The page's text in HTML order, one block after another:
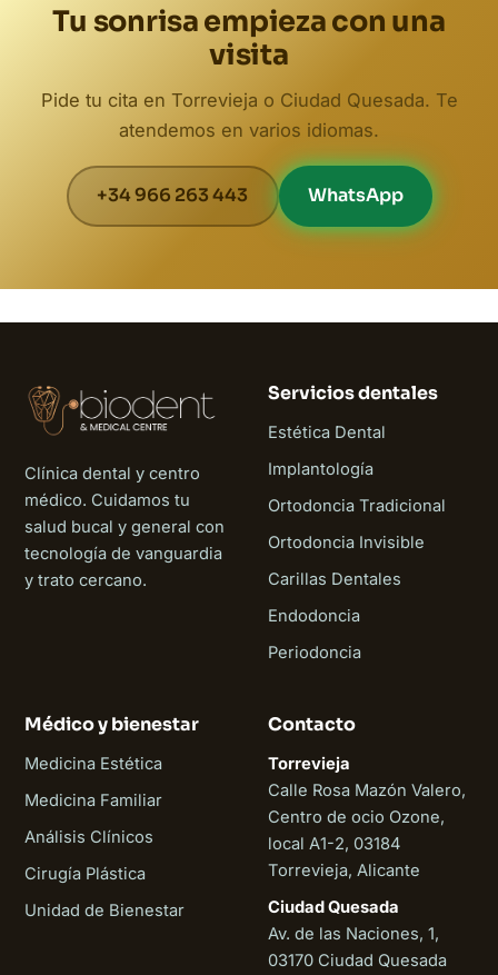
Tu sonrisa empieza con una
visita
Pide tu cita en Torrevieja o Ciudad Quesada. Te
atendemos en varios idiomas.
+34 966 263 443 WhatsApp
Clínica dental y centro
médico. Cuidamos tu
salud bucal y general con
tecnología de vanguardia
y trato cercano.
Servicios dentales
Estética Dental
Implantología
Ortodoncia Tradicional
Ortodoncia Invisible
Carillas Dentales
Endodoncia
Periodoncia
Médico y bienestar
Medicina Estética
Medicina Familiar
Análisis Clínicos
Cirugía Plástica
Unidad de Bienestar
Contacto
Torrevieja
Calle Rosa Mazón Valero,
Centro de ocio Ozone,
local A1-2, 03184
Torrevieja, Alicante
Ciudad Quesada
Av. de las Naciones, 1,
03170 Ciudad Quesada